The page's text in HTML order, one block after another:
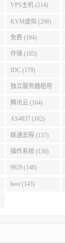
VPS主机 (214)
KVM虚拟 (206)
免费 (194)
存储 (185)
IDC (179)
独立服务器租用
(175)
腾讯云 (164)
AS4837 (162)
联通去程 (157)
操作系统 (150)
9929 (148)
host (143)